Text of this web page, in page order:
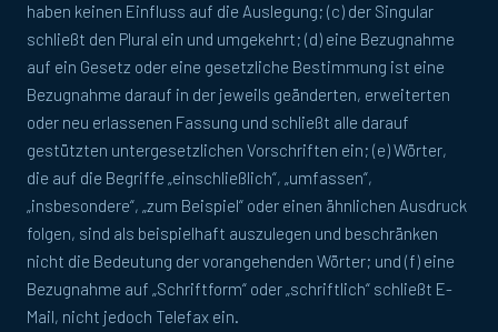
haben keinen Einfluss auf die Auslegung; (c) der Singular
schließt den Plural ein und umgekehrt; (d) eine Bezugnahme
auf ein Gesetz oder eine gesetzliche Bestimmung ist eine
Bezugnahme darauf in der jeweils geänderten, erweiterten
oder neu erlassenen Fassung und schließt alle darauf
gestützten untergesetzlichen Vorschriften ein; (e) Wörter,
die auf die Begriffe „einschließlich“, „umfassen“,
„insbesondere“, „zum Beispiel“ oder einen ähnlichen Ausdruck
folgen, sind als beispielhaft auszulegen und beschränken
nicht die Bedeutung der vorangehenden Wörter; und (f) eine
Bezugnahme auf „Schriftform“ oder „schriftlich“ schließt E-
Mail, nicht jedoch Telefax ein.